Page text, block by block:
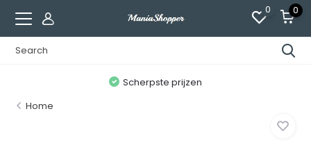
0 0
Scherpste prijzen
Home